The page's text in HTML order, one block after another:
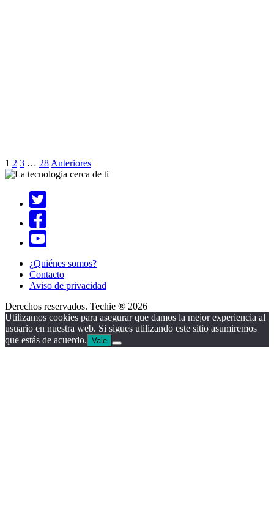
1 2 3 … 28 Anteriores
¿Quiénes somos?
Contacto
Aviso de privacidad
Derechos reservados. Techie ® 2026
Utilizamos cookies para asegurar que damos la mejor experiencia al
usuario en nuestra web. Si sigues utilizando este sitio asumiremos
que estás de acuerdo. Vale